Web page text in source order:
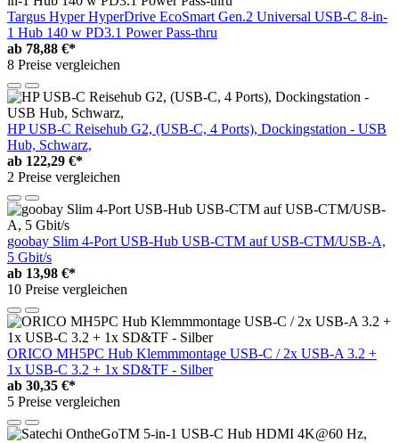
Targus Hyper HyperDrive EcoSmart Gen.2 Universal USB-C 8-in-
1 Hub 140 w PD3.1 Power Pass-thru
ab 78,88 €*
8 Preise vergleichen
HP USB-C Reisehub G2, (USB-C, 4 Ports), Dockingstation - USB
Hub, Schwarz,
ab 122,29 €*
2 Preise vergleichen
goobay Slim 4-Port USB-Hub USB-CTM auf USB-CTM/USB-A,
5 Gbit/s
ab 13,98 €*
10 Preise vergleichen
ORICO MH5PC Hub Klemmmontage USB-C / 2x USB-A 3.2 +
1x USB-C 3.2 + 1x SD&TF - Silber
ab 30,35 €*
5 Preise vergleichen